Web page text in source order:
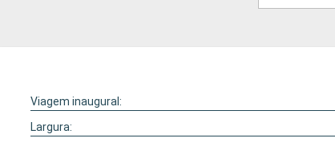
Viagem inaugural:
Largura: